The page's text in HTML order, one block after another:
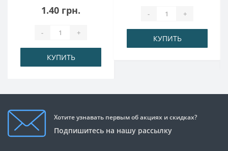
1.40 грн.
- +
КУПИТЬ
- +
КУПИТЬ
Хотите узнавать первым об акциях и скидках?
Подпишитесь на нашу рассылку